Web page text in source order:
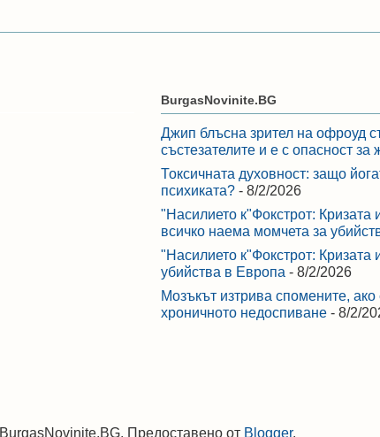
BurgasNovinite.BG
Джип блъсна зрител на офроуд
състезателите и е с опасност за
Токсичната духовност: защо
психиката? - 8/2/2026
"Насилието к"Фокстрот: Кризата
всичко наема момчета за
"Насилието к"Фокстрот:
убийства в Европа - 8/2/2026
Мозъкът изтрива спомените,
хроничното недоспиване - 8/2/
BurgasNovinite.BG. Предоставено от Blogger.